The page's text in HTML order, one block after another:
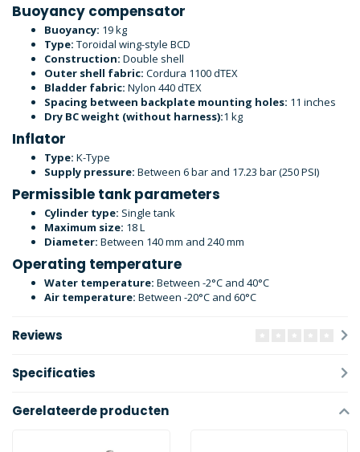
Buoyancy compensator
Buoyancy: 19 kg
Type: Toroidal wing-style BCD
Construction: Double shell
Outer shell fabric: Cordura 1100 dTEX
Bladder fabric: Nylon 440 dTEX
Spacing between backplate mounting holes: 11 inches
Dry BC weight (without harness):1 kg
Inflator
Type: K-Type
Supply pressure: Between 6 bar and 17.23 bar (250 PSI)
Permissible tank parameters
Cylinder type: Single tank
Maximum size: 18 L
Diameter: Between 140 mm and 240 mm
Operating temperature
Water temperature: Between -2°C and 40°C
Air temperature: Between -20°C and 60°C
Reviews
Specificaties
Gerelateerde producten